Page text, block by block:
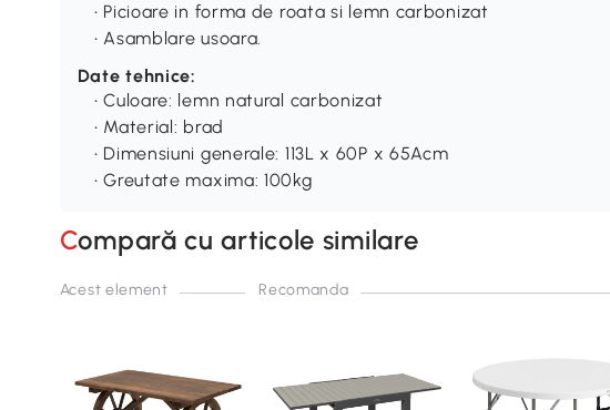
• Picioare in forma de roata si lemn carbonizat
• Asamblare usoara.
Date tehnice:
• Culoare: lemn natural carbonizat
• Material: brad
• Dimensiuni generale: 113L x 60P x 65Acm
• Greutate maxima: 100kg
Compară cu articole similare
Acest element Recomanda